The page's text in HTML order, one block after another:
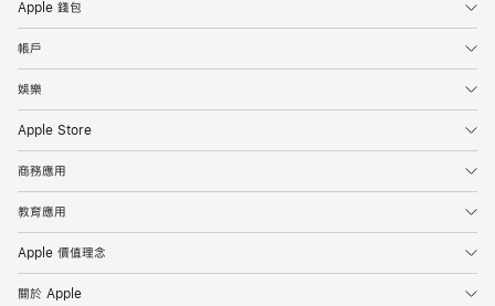
Apple 錢包
帳戶
娛樂
Apple Store
商務應用
教育應用
Apple 價值理念
關於 Apple